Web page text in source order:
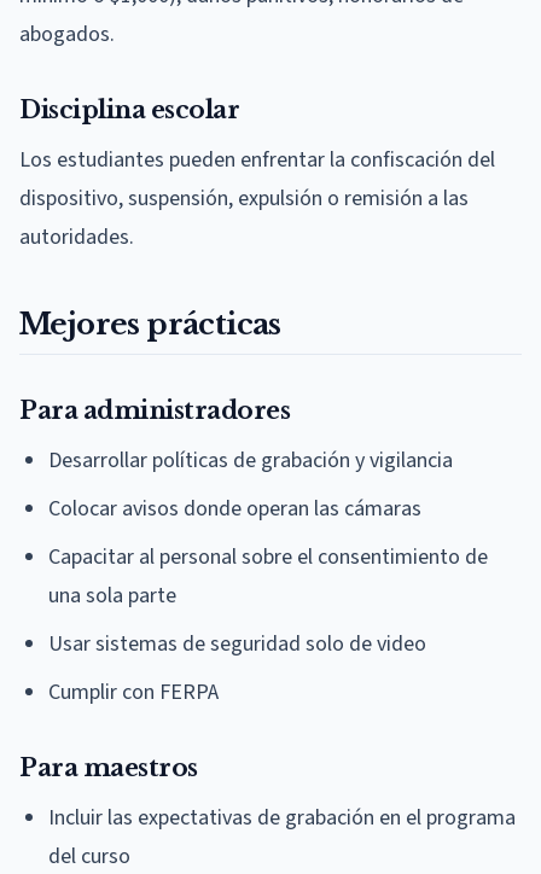
abogados.
Disciplina escolar
Los estudiantes pueden enfrentar la confiscación del
dispositivo, suspensión, expulsión o remisión a las
autoridades.
Mejores prácticas
Para administradores
Desarrollar políticas de grabación y vigilancia
Colocar avisos donde operan las cámaras
Capacitar al personal sobre el consentimiento de
una sola parte
Usar sistemas de seguridad solo de video
Cumplir con FERPA
Para maestros
Incluir las expectativas de grabación en el programa
del curso